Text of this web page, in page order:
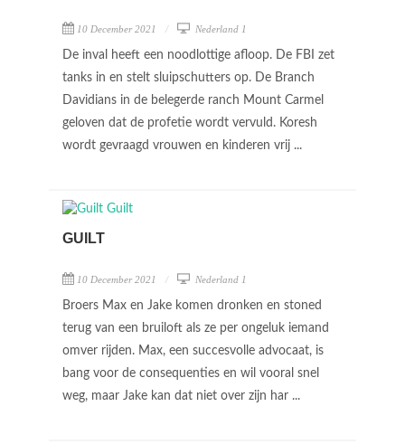
10 December 2021 Nederland 1
De inval heeft een noodlottige afloop. De FBI zet
tanks in en stelt sluipschutters op. De Branch
Davidians in de belegerde ranch Mount Carmel
geloven dat de profetie wordt vervuld. Koresh
wordt gevraagd vrouwen en kinderen vrij ...
GUILT
10 December 2021 Nederland 1
Broers Max en Jake komen dronken en stoned
terug van een bruiloft als ze per ongeluk iemand
omver rijden. Max, een succesvolle advocaat, is
bang voor de consequenties en wil vooral snel
weg, maar Jake kan dat niet over zijn har ...